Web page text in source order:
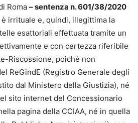
Roma – sentenza n. 601/38/2020
è irrituale e, quindi, illegittima la
esattoriali effettuata tramite un
e con certezza riferibile
Riscossione, poiché non
ReGindE (Registro Generale degli
dal Ministero della Giustizia), né
sito internet del Concessionario
pagina della CCIAA, né in quella